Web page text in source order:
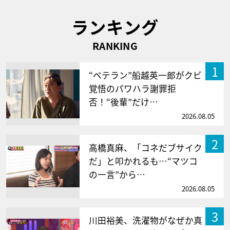
ランキング
RANKING
1
“ベテラン”船越英一郎がクビ
覚悟のパワハラ謝罪拒
否！“後輩”だけ…
2026.08.05
2
高橋真麻、「コネだブサイク
だ」と叩かれるも…“マツコ
の一言”から…
2026.08.05
3
川田裕美、洗濯物がなぜか真